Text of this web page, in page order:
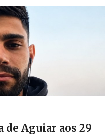
de Aguiar aos 29